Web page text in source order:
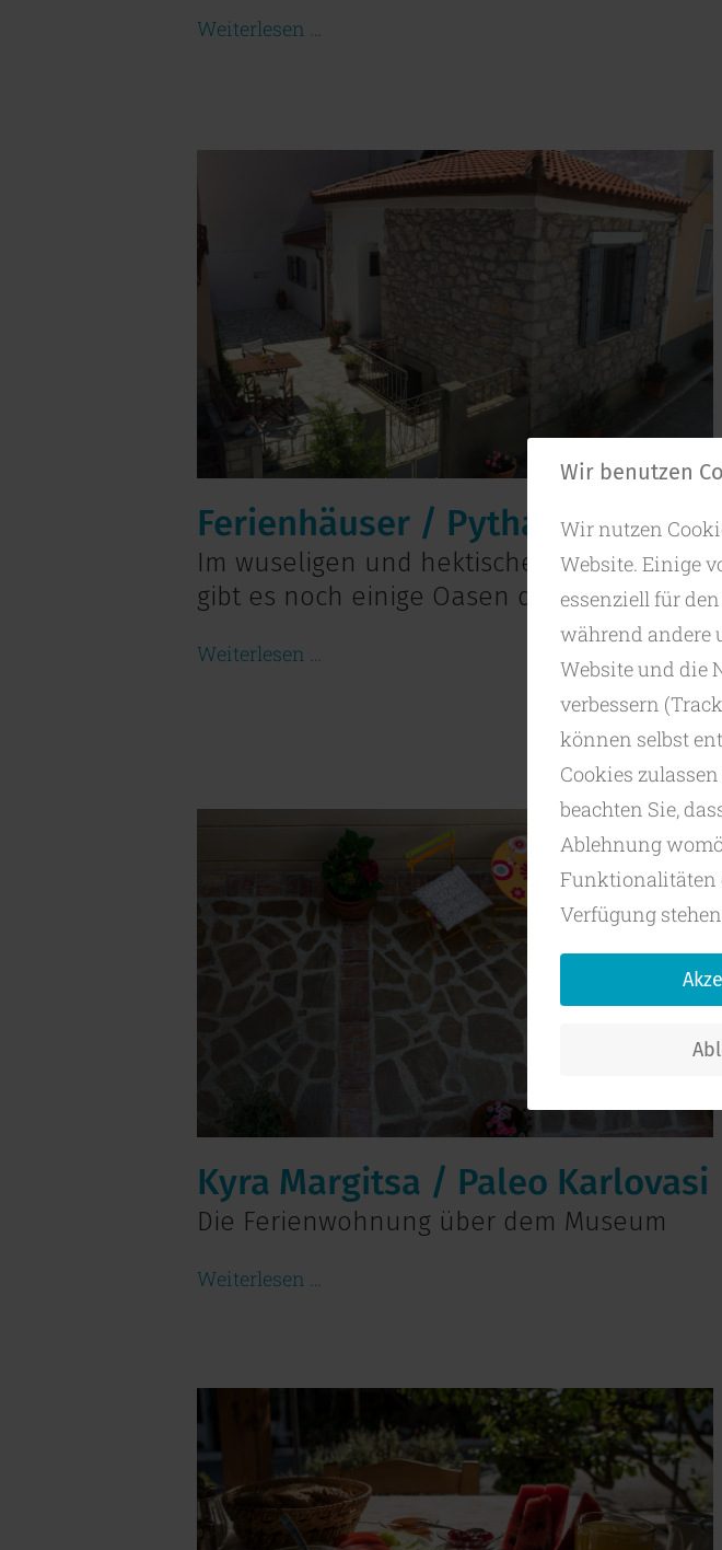
Weiterlesen …
Ferienhäuser / Pythagorion
Im wuseligen und hektischen Pythagorion
gibt es noch einige Oasen der Ruhe.
Weiterlesen …
Kyra Margitsa / Paleo Karlovasi
Die Ferienwohnung über dem Museum
Weiterlesen …
Wir benutzen
Wir nutzen
Website. Einige
essenziell für
während andere
Website und die
verbessern
können selbst
Cookies
beachten Sie,
Ablehnung
Funktionalitäten
Verfügung